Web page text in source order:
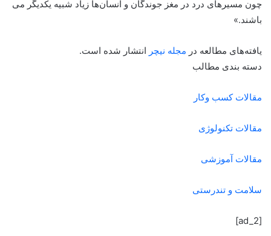
چون مسیرهای درد در مغز جوندگان و انسان‌ها زیاد شبیه یکدیگر می
باشند.»
یافته‌های مطالعه در مجله نیچر انتشار شده است.
دسته بندی مطالب
مقالات کسب وکار
مقالات تکنولوژی
مقالات آموزشی
سلامت و تندرستی
[ad_2]